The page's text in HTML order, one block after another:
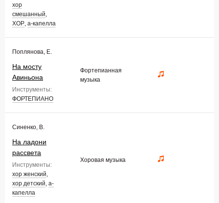
хор
смешанный,
ХОР, а-капелла
Поплянова, Е.
На мосту
Авиньона
Инструменты:
ФОРТЕПИАНО
Фортепианная
музыка
Синенко, В.
На ладони
рассвета
Инструменты:
хор женский,
хор детский, а-
капелла
Хоровая музыка